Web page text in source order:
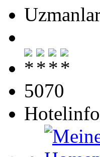
5070